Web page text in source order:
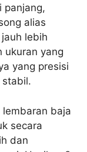
panjang,
alias
lebih
ukuran yang
yang presisi
baja
secara
dan